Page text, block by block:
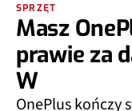
SPRZĘT
Masz
prawie za
W
OnePlus kończy